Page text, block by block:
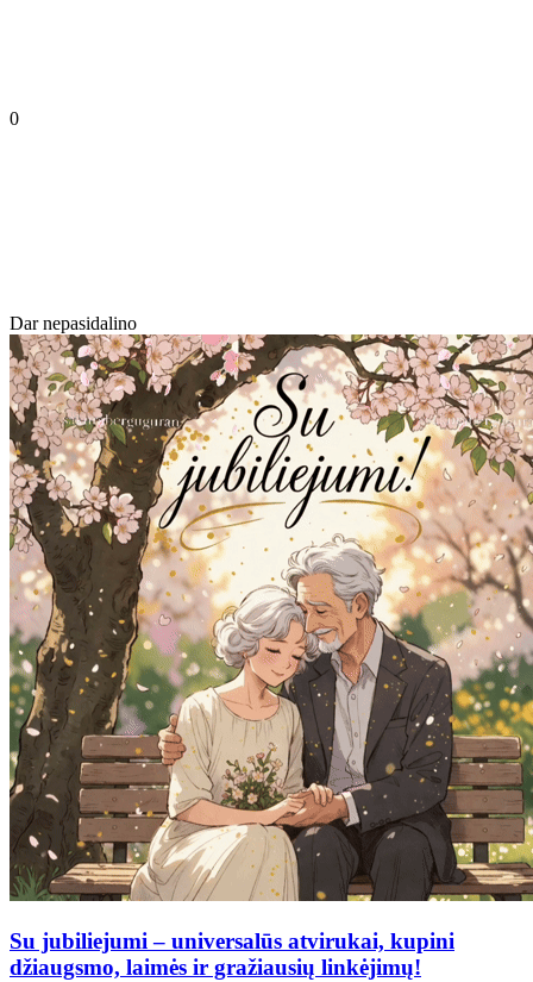
0
Dar nepasidalino
Su jubiliejumi – universalūs atvirukai, kupini
džiaugsmo, laimės ir gražiausių linkėjimų!